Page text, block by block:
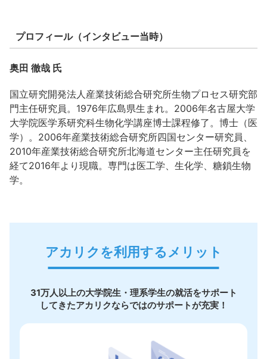
プロフィール（インタビュー当時）
奥田 徹哉 氏
国立研究開発法人産業技術総合研究所生物プロセス研究部
門主任研究員。1976年広島県生まれ。2006年名古屋大学
大学院医学系研究科生物化学講座博士課程修了。博士（医
学）。2006年産業技術総合研究所四国センター研究員、
2010年産業技術総合研究所北海道センター主任研究員を
経て2016年より現職。専門は医工学、生化学、糖鎖生物
学。
アカリクを利用するメリット
31万人以上の大学院生・理系学生の就活をサポート
してきたアカリクならではのサポートが充実！